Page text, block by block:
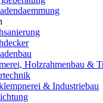
Holzrahmenbau &
& Industriebau